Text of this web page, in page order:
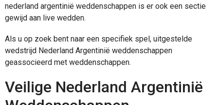
nederland argentinië weddenschappen is er ook een sectie
gewijd aan live wedden.
Als u op zoek bent naar een specifiek spel, uitgestelde
wedstrijd Nederland Argentinië weddenschappen
geassocieerd met weddenschappen.
Veilige Nederland Argentinië